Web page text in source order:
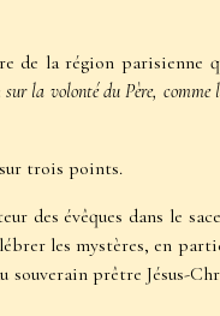
de la région parisienne
sur la volonté du Père, comme
trois points.
des évêques dans le
les mystères, en
souverain prêtre Jésus-